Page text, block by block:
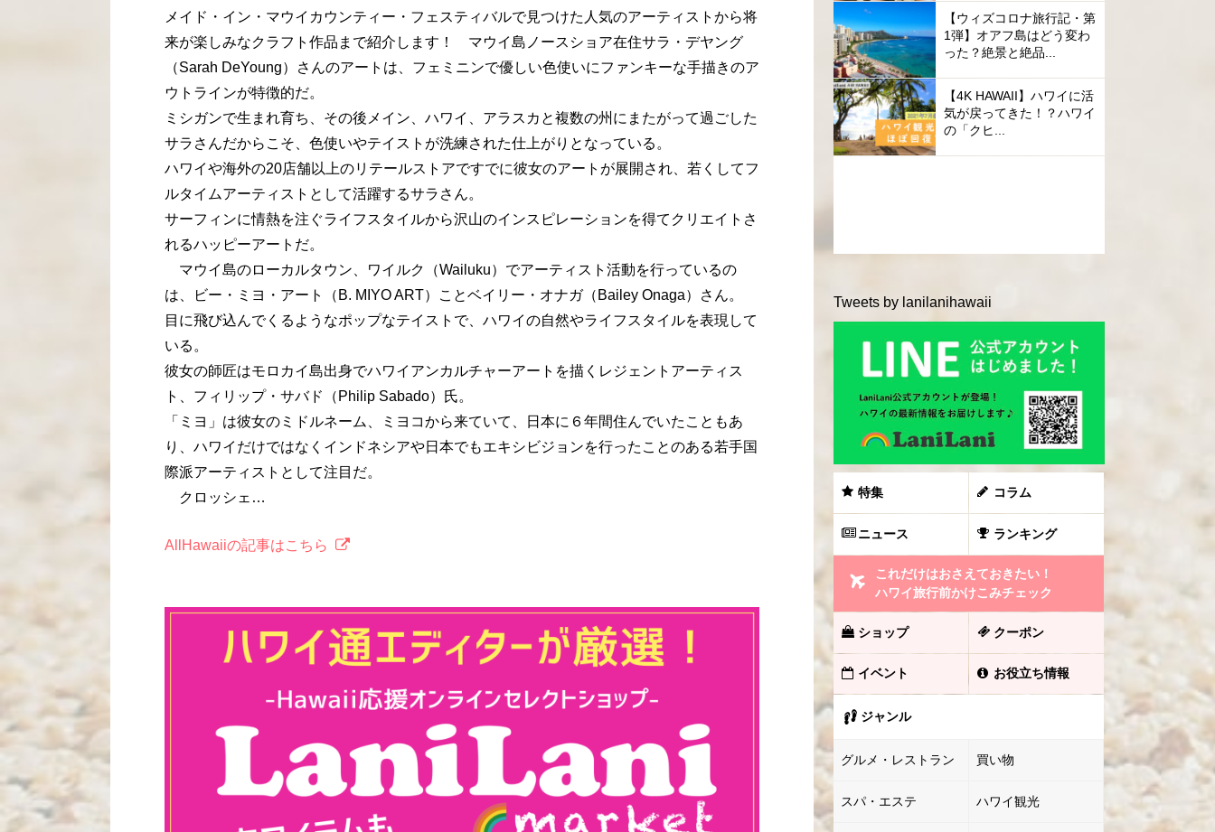
メイド・イン・マウイカウンティー・フェスティバルで見つけた人気のアーティストから将
来が楽しみなクラフト作品まで紹介します！ マウイ島ノースショア在住サラ・デヤング
（Sarah DeYoung）さんのアートは、フェミニンで優しい色使いにファンキーな手描きのア
ウトラインが特徴的だ。
ミシガンで生まれ育ち、その後メイン、ハワイ、アラスカと複数の州にまたがって過ごした
サラさんだからこそ、色使いやテイストが洗練された仕上がりとなっている。
ハワイや海外の20店舗以上のリテールストアですでに彼女のアートが展開され、若くしてフ
ルタイムアーティストとして活躍するサラさん。
サーフィンに情熱を注ぐライフスタイルから沢山のインスピレーションを得てクリエイトさ
れるハッピーアートだ。
マウイ島のローカルタウン、ワイルク（Wailuku）でアーティスト活動を行っているの
は、ビー・ミヨ・アート（B. MIYO ART）ことベイリー・オナガ（Bailey Onaga）さん。
目に飛び込んでくるようなポップなテイストで、ハワイの自然やライフスタイルを表現して
いる。
彼女の師匠はモロカイ島出身でハワイアンカルチャーアートを描くレジェントアーティス
ト、フィリップ・サバド（Philip Sabado）氏。
「ミヨ」は彼女のミドルネーム、ミヨコから来ていて、日本に６年間住んでいたこともあ
り、ハワイだけではなくインドネシアや日本でもエキシビジョンを行ったことのある若手国
際派アーティストとして注目だ。
クロッシェ…
AllHawaiiの記事はこちら
【ウィズコロナ旅行記・第
1弾】オアフ島はどう変わ
った？絶景と絶品...
【4K HAWAII】ハワイに活
気が戻ってきた！？ハワイ
の「クヒ...
Tweets by lanilanihawaii
特集 コラム
ニュース ランキング
これだけはおさえておきたい！
ハワイ旅行前かけこみチェック
ショップ クーポン
イベント お役立ち情報
ジャンル
グルメ・レストラン 買い物
スパ・エステ ハワイ観光